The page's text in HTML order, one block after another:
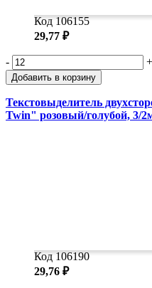
Код 106155
29,77 ₽
- +
Добавить в корзину
Текстовыделитель
Twin" розовый/голубой, 3/
Код 106190
29,76 ₽